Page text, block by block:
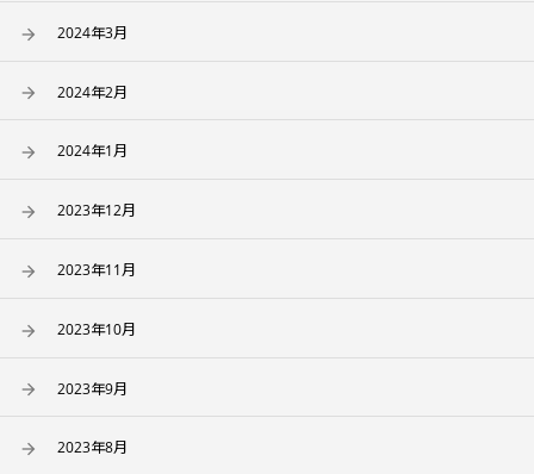
2024年3月
2024年2月
2024年1月
2023年12月
2023年11月
2023年10月
2023年9月
2023年8月